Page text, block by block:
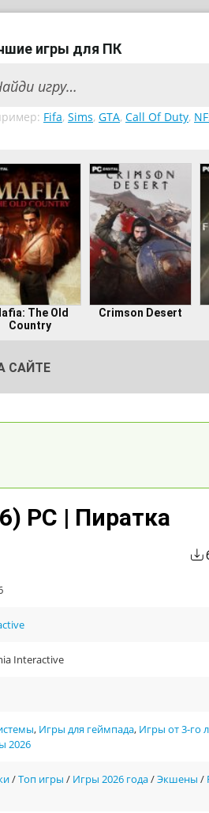
игры для ПК
Fifa, Sims, GTA, Call Of Duty,
The Old
Country
Crimson Desert
САЙТЕ
PC | Пиратка
Interactive
, Игры для геймпада, Игры от 3-го
2026
/Топ игры / Игры 2026 года/Экшены /